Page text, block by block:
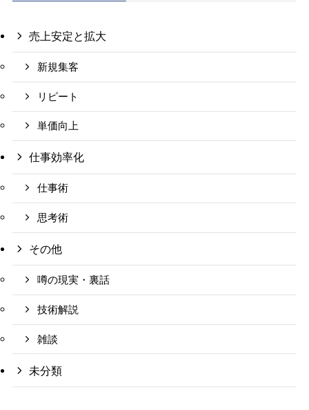
売上安定と拡大
新規集客
リピート
単価向上
仕事効率化
仕事術
思考術
その他
噂の現実・裏話
技術解説
雑談
未分類